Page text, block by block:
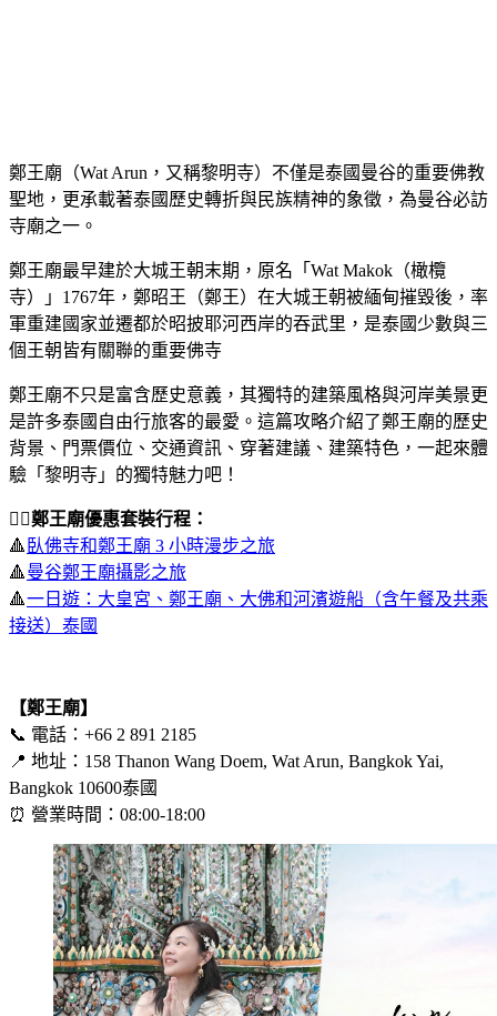
鄭王廟（Wat Arun，又稱黎明寺）不僅是泰國曼谷的重要佛教
聖地，更承載著泰國歷史轉折與民族精神的象徵，為曼谷必訪
寺廟之一。
鄭王廟最早建於大城王朝末期，原名「Wat Makok（橄欖
寺）」1767年，鄭昭王（鄭王）在大城王朝被緬甸摧毀後，率
軍重建國家並遷都於昭披耶河西岸的吞武里，是泰國少數與三
個王朝皆有關聯的重要佛寺
鄭王廟不只是富含歷史意義，其獨特的建築風格與河岸美景更
是許多泰國自由行旅客的最愛。這篇攻略介紹了鄭王廟的歷史
背景、門票價位、交通資訊、穿著建議、建築特色，一起來體
驗「黎明寺」的獨特魅力吧！
🚶‍♀️鄭王廟優惠套裝行程：
🔺 臥佛寺和鄭王廟 3 小時漫步之旅
🔺曼谷鄭王廟攝影之旅
🔺一日遊：大皇宮、鄭王廟、大佛和河濱遊船（含午餐及共乘
接送）泰國
【鄭王廟】
📞 電話：+66 2 891 2185
📍 地址：158 Thanon Wang Doem, Wat Arun, Bangkok Yai,
Bangkok 10600泰國
⏰ 營業時間：08:00-18:00